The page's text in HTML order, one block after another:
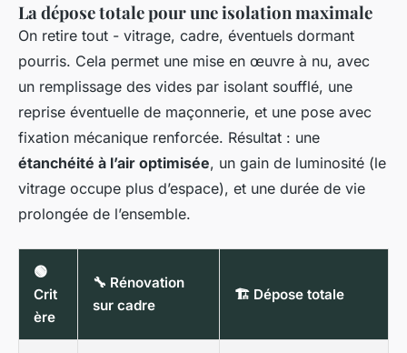
La dépose totale pour une isolation maximale
On retire tout - vitrage, cadre, éventuels dormant
pourris. Cela permet une mise en œuvre à nu, avec
un remplissage des vides par isolant soufflé, une
reprise éventuelle de maçonnerie, et une pose avec
fixation mécanique renforcée. Résultat : une
étanchéité à l’air optimisée, un gain de luminosité (le
vitrage occupe plus d’espace), et une durée de vie
prolongée de l’ensemble.
🟢
Crit
ère
🔧 Rénovation
sur cadre
🏗️ Dépose totale